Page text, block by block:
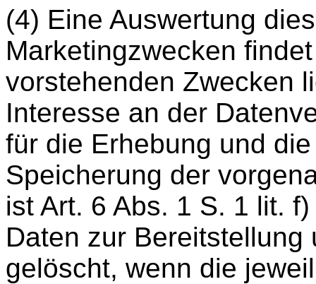
(4) Eine Auswertung
Marketingzwecken
vorstehenden Zwecken
Interesse an der
für die Erhebung und
Speicherung der
ist Art. 6 Abs. 1 S. 1 lit.
Daten zur
gelöscht, wenn die